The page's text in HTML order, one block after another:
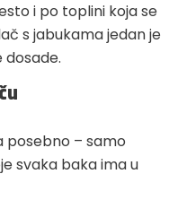
i po toplini koja se
s jabukama jedan je
dosade.
posebno – samo
svaka baka ima u